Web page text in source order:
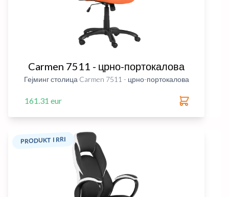
Carmen 7511 - црно-портокалова
Гејминг столица Carmen 7511 - црно-портокалова
161.31 eur
PRODUKT I RRI